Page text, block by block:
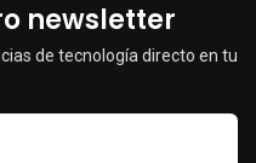
newsletter
de tecnología directo en tu